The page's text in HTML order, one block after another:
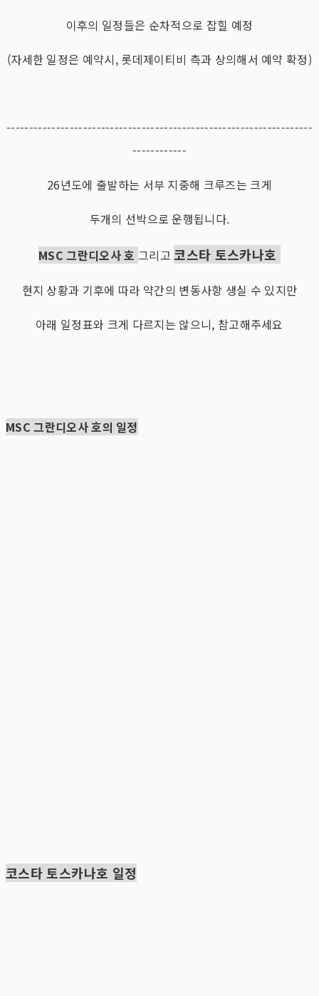
이후의 일정들은 순차적으로 잡힐 예정
(자세한 일정은 예약시, 롯데제이티비 측과 상의해서 예약 확정)
--------------------------------------------------------------------
------------
26년도에 출발하는 서부 지중해 크루즈는 크게
두개의 선박으로 운행됩니다.
MSC 그란디오사 호 그리고코스타 토스카나호
현지 상황과 기후에 따라 약간의 변동사항 생실 수 있지만
아래 일정표와 크게 다르지는 않으니, 참고해주세요
MSC 그란디오사 호의 일정
코스타 토스카나호 일정